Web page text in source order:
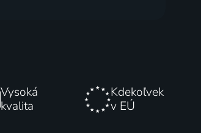
Vysoká
kvalita
Kdekoľvek
v EÚ